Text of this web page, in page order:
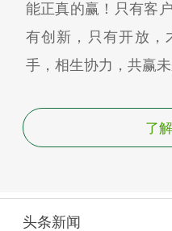
能正真的赢！只有客
有创新，只有开放，
手，相生协力，共赢未
了
头条新闻